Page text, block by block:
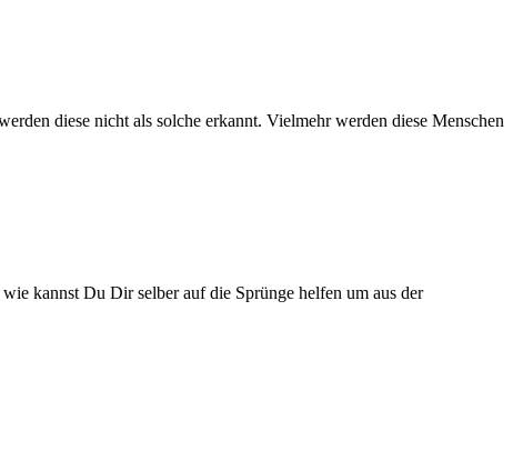
diese nicht als solche erkannt. Vielmehr werden diese Menschen
kannst Du Dir selber auf die Sprünge helfen um aus der